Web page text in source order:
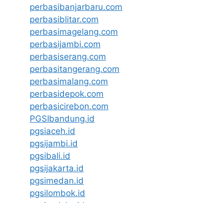
perbasibanjarbaru.com
perbasiblitar.com
perbasimagelang.com
perbasijambi.com
perbasiserang.com
perbasitangerang.com
perbasimalang.com
perbasidepok.com
perbasicirebon.com
PGSIbandung.id
pgsiaceh.id
pgsijambi.id
pgsibali.id
pgsijakarta.id
pgsimedan.id
pgsilombok.id